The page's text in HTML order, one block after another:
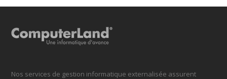
Nos services de gestion informatique externalisée assurent